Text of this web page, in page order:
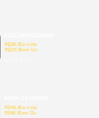
R$200,00 a vista
R$220,00 em 12x
R$140,00 a vista
R$160,00 em 12x